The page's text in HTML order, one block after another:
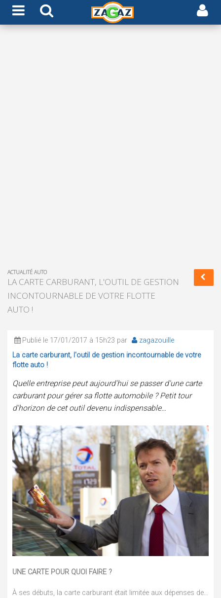
ACTUALITÉ AUTO
LA CARTE CARBURANT, L'OUTIL DE GESTION
INCONTOURNABLE DE VOTRE FLOTTE
AUTO !
Publié le 17/01/2017 à 15h23 par
zagazouille
La carte carburant, l'outil de gestion incontournable de votre
flotte auto !
Quelle entreprise peut aujourd'hui se passer d'une carte
carburant pour gérer sa flotte automobile ? Petit tour
d'horizon de cet outil devenu indispensable…
UNE CARTE POUR QUOI FAIRE ?
À ses débuts, la carte carburant était limitée aux dépenses de…